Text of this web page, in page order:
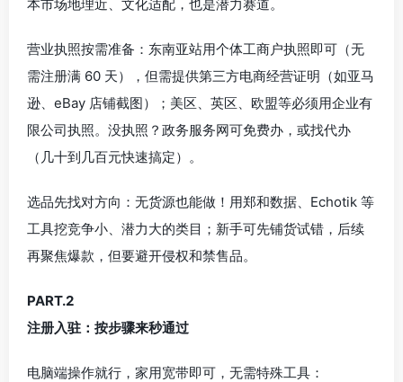
本市场地理近、文化适配，也是潜力赛道。
营业执照按需准备：东南亚站用个体工商户执照即可（无
需注册满 60 天），但需提供第三方电商经营证明（如亚马
逊、eBay 店铺截图）；美区、英区、欧盟等必须用企业有
限公司执照。没执照？政务服务网可免费办，或找代办
（几十到几百元快速搞定）。
选品先找对方向：无货源也能做！用郑和数据、Echotik 等
工具挖竞争小、潜力大的类目；新手可先铺货试错，后续
再聚焦爆款，但要避开侵权和禁售品。
PART.2
注册入驻：按步骤来秒通过
电脑端操作就行，家用宽带即可，无需特殊工具：